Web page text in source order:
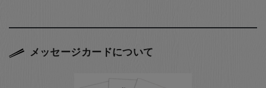
メッセージカードについて